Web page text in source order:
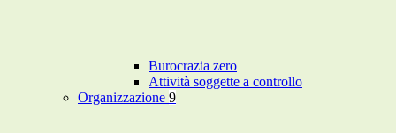
Burocrazia zero
Attività soggette a controllo
Organizzazione 9